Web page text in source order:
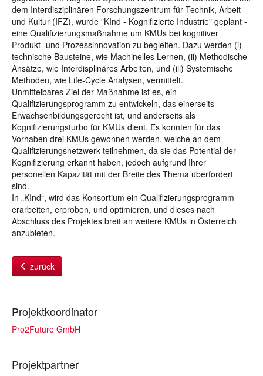
dem Interdisziplinären Forschungszentrum für Technik, Arbeit
und Kultur (IFZ), wurde "KInd - Kognifizierte Industrie" geplant -
eine Qualifizierungsmaßnahme um KMUs bei kognitiver
Produkt- und Prozessinnovation zu begleiten. Dazu werden (i)
technische Bausteine, wie Machinelles Lernen, (ii) Methodische
Ansätze, wie Interdisplinäres Arbeiten, und (iii) Systemische
Methoden, wie Life-Cycle Analysen, vermittelt.
Unmittelbares Ziel der Maßnahme ist es, ein
Qualifizierungsprogramm zu entwickeln, das einerseits
Erwachsenbildungsgerecht ist, und anderseits als
Kognifizierungsturbo für KMUs dient. Es konnten für das
Vorhaben drei KMUs gewonnen werden, welche an dem
Qualifizierungsnetzwerk teilnehmen, da sie das Potential der
Kognifizierung erkannt haben, jedoch aufgrund Ihrer
personellen Kapazität mit der Breite des Thema überfordert
sind.
In „KInd“, wird das Konsortium ein Qualifizierungsprogramm
erarbeiten, erproben, und optimieren, und dieses nach
Abschluss des Projektes breit an weitere KMUs in Österreich
anzubieten.
zurück
Projektkoordinator
Pro2Future GmbH
Projektpartner